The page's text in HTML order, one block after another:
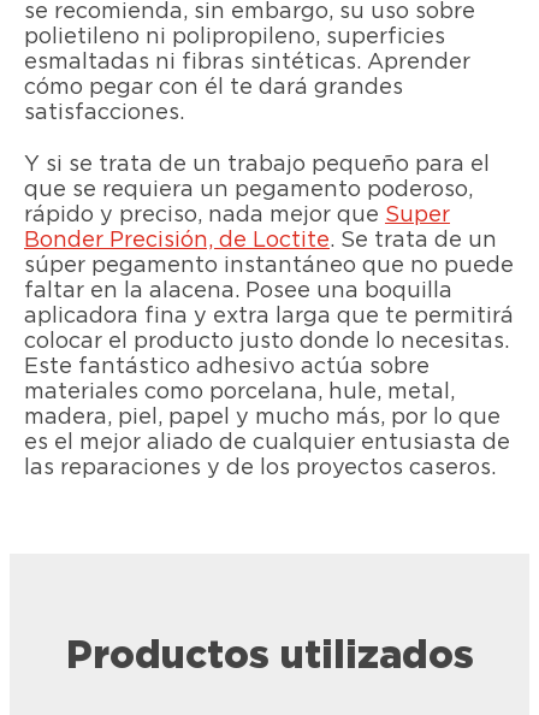
se recomienda, sin embargo, su uso sobre
polietileno ni polipropileno, superficies
esmaltadas ni fibras sintéticas. Aprender
cómo pegar con él te dará grandes
satisfacciones.
Y si se trata de un trabajo pequeño para el
que se requiera un pegamento poderoso,
rápido y preciso, nada mejor que Super
Bonder Precisión, de Loctite. Se trata de un
súper pegamento instantáneo que no puede
faltar en la alacena. Posee una boquilla
aplicadora fina y extra larga que te permitirá
colocar el producto justo donde lo necesitas.
Este fantástico adhesivo actúa sobre
materiales como porcelana, hule, metal,
madera, piel, papel y mucho más, por lo que
es el mejor aliado de cualquier entusiasta de
las reparaciones y de los proyectos caseros.
Productos utilizados